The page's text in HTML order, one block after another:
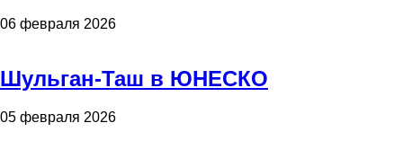
06 февраля 2026
Шульган-Таш в ЮНЕСКО
05 февраля 2026